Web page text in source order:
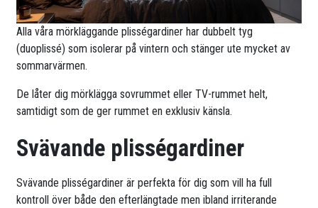
Alla våra mörkläggande plisségardiner har dubbelt tyg
(duoplissé) som isolerar på vintern och stänger ute mycket av
sommarvärmen.
De låter dig mörklägga sovrummet eller TV-rummet helt,
samtidigt som de ger rummet en exklusiv känsla.
Svävande plisségardiner
Svävande plisségardiner är perfekta för dig som vill ha full
kontroll över både den efterlängtade men ibland irriterande